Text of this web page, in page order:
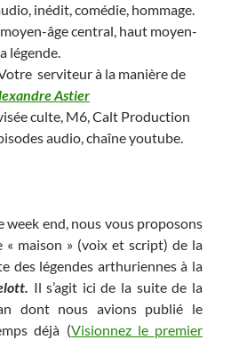
inédit, comédie, hommage.
âge central, haut moyen-
légende.
serviteur à la manière de
Astier
culte, M6, Calt Production
audio, chaîne youtube.
week end, nous vous proposons
« maison » (voix et script) de la
des légendes arthuriennes à la
Il s’agit ici de la suite de la
dont nous avions publié le
déjà (Visionnez le premier